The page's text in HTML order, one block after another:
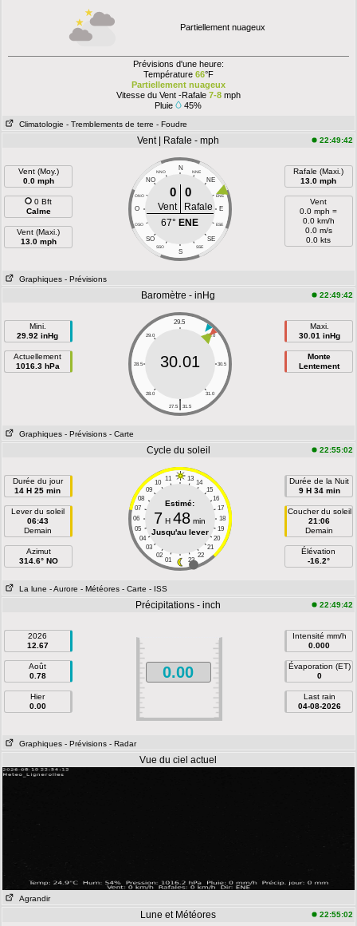
Partiellement nuageux
Prévisions d'une heure:
Température 66°F
Partiellement nuageux
Vitesse du Vent -Rafale 7-8mph
Pluie
45%
Climatologie - Tremblements de terre - Foudre
Vent | Rafale - mph 22:49:42
Vent (Moy.)
0.0 mph
0 Bft
Calme
Vent (Maxi.)
13.0 mph
N
NNO NNE
NO NE
ONO ENE
O E
OSO ESE
SO SE
SSO SSE
S
0 0
Vent
Rafale
67° ENE
Rafale (Maxi.)
13.0 mph
Vent
0.0 mph =
0.0 km/h
0.0 m/s
0.0 kts
Graphiques - Prévisions
Baromètre - inHg 22:49:42
Mini.
29.92 inHg
Actuellement
1016.3 hPa
29.5
29.0 30.0
28.5 30.5
28.0 31.0
|
27.5 31.5
30.01
Maxi.
30.01 inHg
Monte
Lentement
Graphiques - Prévisions - Carte
Cycle du soleil 22:55:02
Durée du jour
14 H 25 min
Lever du soleil
06:43
Demain
Azimut
314.6° NO
11 13
10
14
09
15
08
16
07
17
06
18
05
19
04
20
03
21
02
22
01 23
Estimé:
7 H48 min
Jusqu'au lever
Durée de la Nuit
9 H 34 min
Coucher du soleil
21:06
Demain
Élévation
-16.2°
La lune - Aurore - Météores - Carte - ISS
Précipitations - inch 22:49:42
2026
12.67
Août
0.78
Hier
0.00
0.00
Intensité mm/h
0.000
Évaporation (ET)
0
Last rain
04-08-2026
Graphiques - Prévisions - Radar
Vue du ciel actuel
Agrandir
Lune et Météores 22:55:02